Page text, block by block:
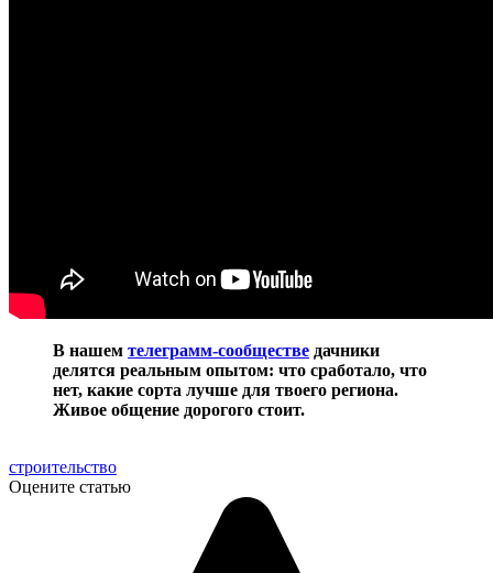
В нашем телеграмм-сообществе дачники
делятся реальным опытом: что сработало, что
нет, какие сорта лучше для твоего региона.
Живое общение дорогого стоит.
строительство
Оцените статью